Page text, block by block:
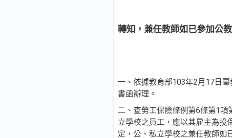
轉知，兼任教師如已參加公
一、依據教育部103年2月17日
書函辦理。
二、查勞工保險條例第6條第1
立學校之員工，應以其雇主為投
定，公、私立學校之兼任教師如